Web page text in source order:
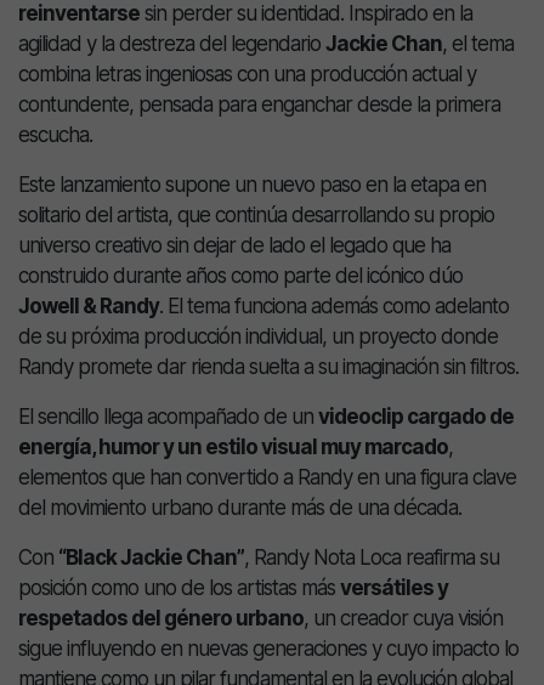
reinventarse sin perder su identidad. Inspirado en la
agilidad y la destreza del legendario Jackie Chan, el tema
combina letras ingeniosas con una producción actual y
contundente, pensada para enganchar desde la primera
escucha.
Este lanzamiento supone un nuevo paso en la etapa en
solitario del artista, que continúa desarrollando su propio
universo creativo sin dejar de lado el legado que ha
construido durante años como parte del icónico dúo
Jowell & Randy. El tema funciona además como adelanto
de su próxima producción individual, un proyecto donde
Randy promete dar rienda suelta a su imaginación sin filtros.
El sencillo llega acompañado de un videoclip cargado de
energía, humor y un estilo visual muy marcado,
elementos que han convertido a Randy en una figura clave
del movimiento urbano durante más de una década.
Con “Black Jackie Chan”, Randy Nota Loca reafirma su
posición como uno de los artistas más versátiles y
respetados del género urbano, un creador cuya visión
sigue influyendo en nuevas generaciones y cuyo impacto lo
mantiene como un pilar fundamental en la evolución global